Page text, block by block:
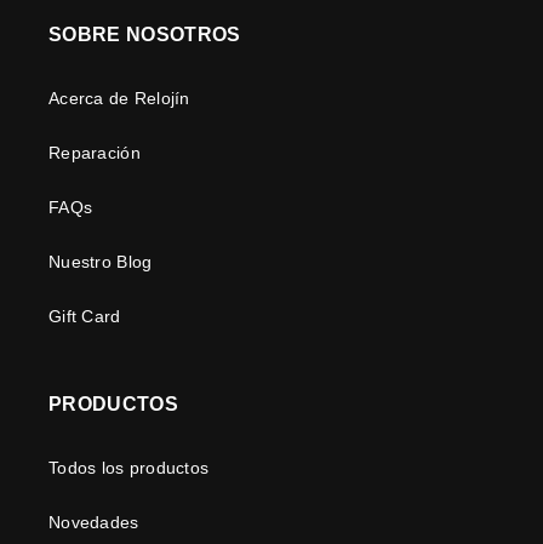
SOBRE NOSOTROS
Acerca de Relojín
Reparación
FAQs
Nuestro Blog
Gift Card
PRODUCTOS
Todos los productos
Novedades